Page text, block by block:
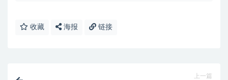
收藏 海报 链接
上一篇